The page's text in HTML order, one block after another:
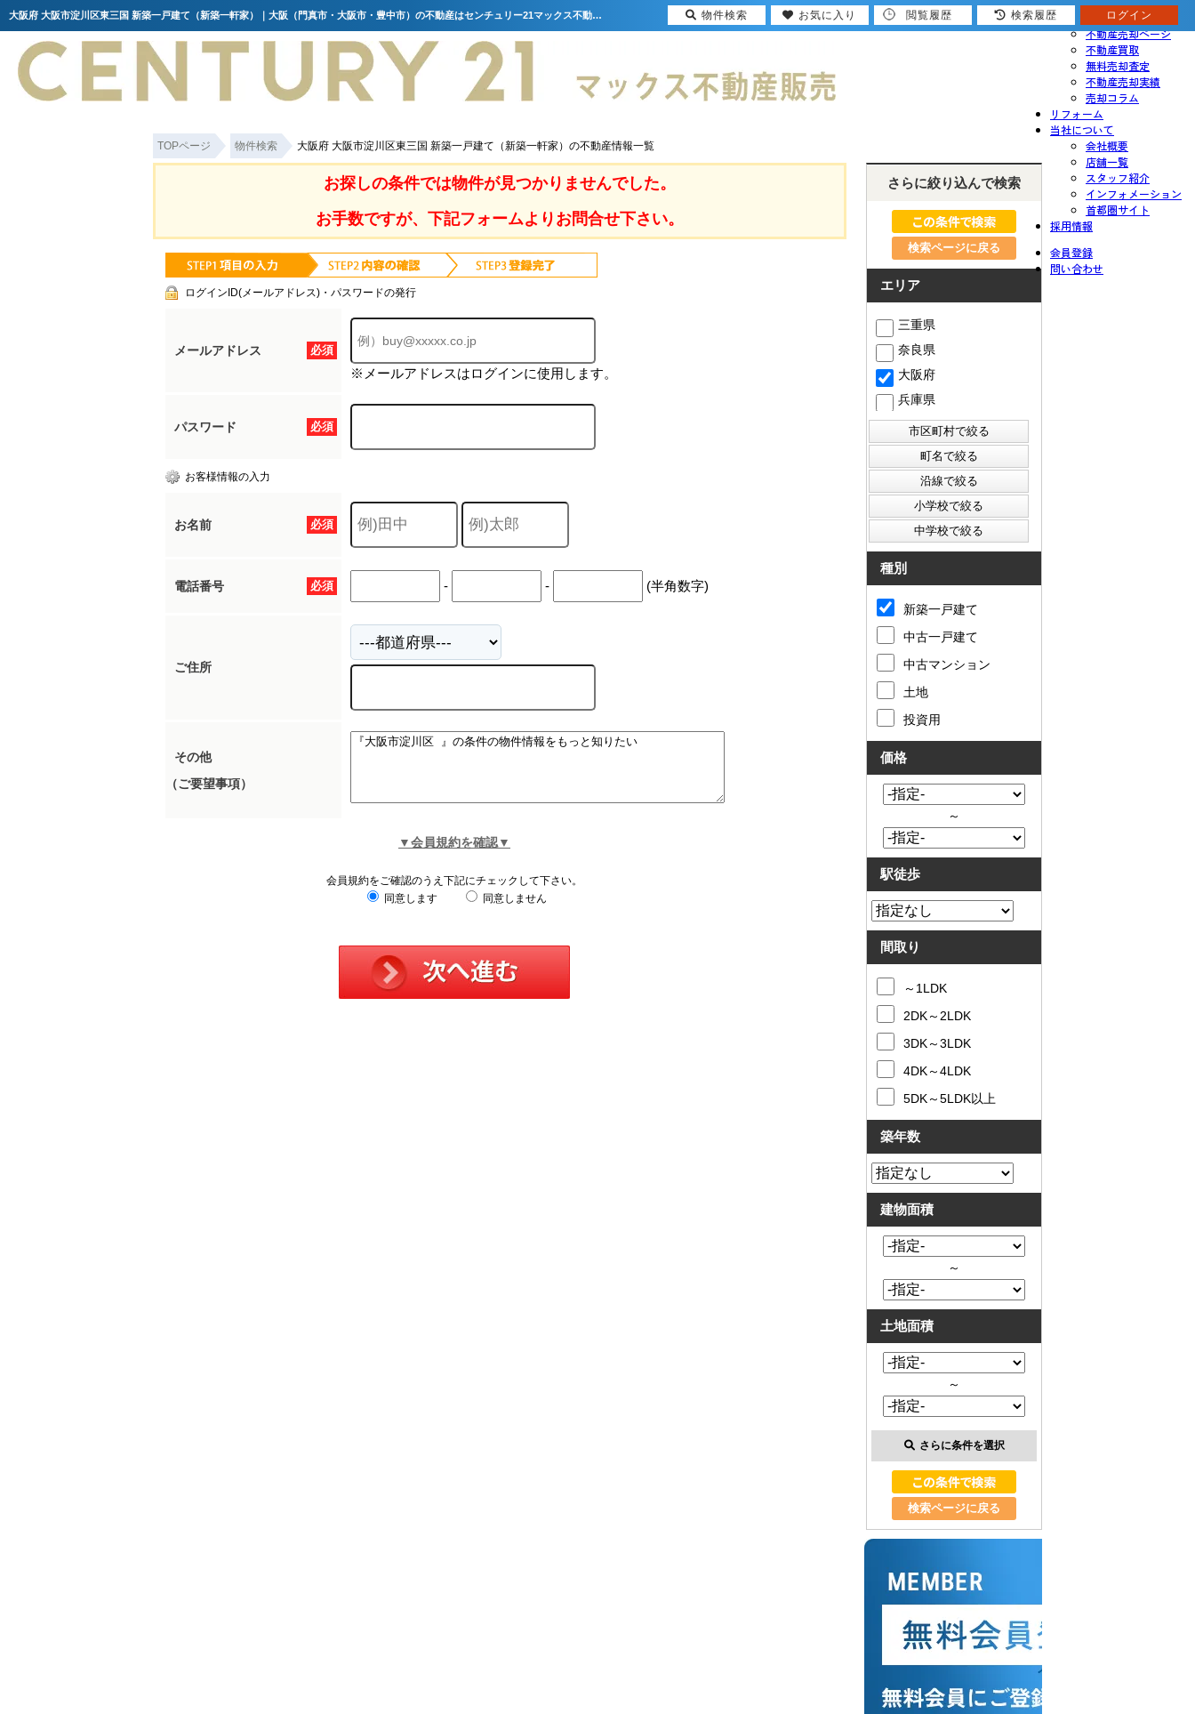
大阪府 大阪市淀川区東三国 新築一戸建て（新築一軒家）｜大阪（門真市・大阪市・豊中市）の不動産はセンチュリー21マックス不動産販売
売りたい
不動産売却ページ
不動産買取
無料売却査定
不動産売却実績
売却コラム
リフォーム
当社について
会社概要
店舗一覧
スタッフ紹介
インフォメーション
首都圏サイト
採用情報
会員登録
問い合わせ
TOPページ 物件検索 大阪府 大阪市淀川区東三国 新築一戸建て（新築一軒家）の不動産情報一覧
お探しの条件では物件が見つかりませんでした。
お手数ですが、下記フォームよりお問合せ下さい。
ログインID(メールアドレス)・パスワードの発行
必須
メールアドレス
※メールアドレスはログインに使用します。
必須
パスワード
お客様情報の入力
必須
お名前
必須
電話番号 - - (半角数字)
ご住所
その他
（ご要望事項）
▼会員規約を確認▼
会員規約をご確認のうえ下記にチェックして下さい。
同意します
同意しません
さらに絞り込んで検索
検索ページに戻る
エリア
三重県
奈良県
大阪府
兵庫県
種別
新築一戸建て
中古一戸建て
中古マンション
土地
投資用
価格
～
駅徒歩
間取り
～1LDK
2DK～2LDK
3DK～3LDK
4DK～4LDK
5DK～5LDK以上
築年数
建物面積
～
土地面積
～
さらに条件を選択
検索ページに戻る
物件検索 お気に入り 閲覧履歴 検索履歴 ログイン